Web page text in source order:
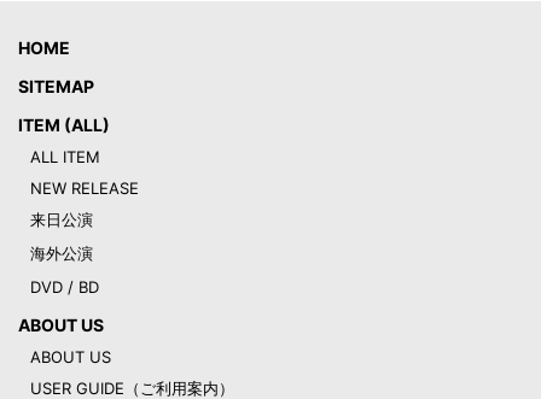
HOME
SITEMAP
ITEM (ALL)
ALL ITEM
NEW RELEASE
来日公演
海外公演
DVD / BD
ABOUT US
ABOUT US
USER GUIDE（ご利用案内）